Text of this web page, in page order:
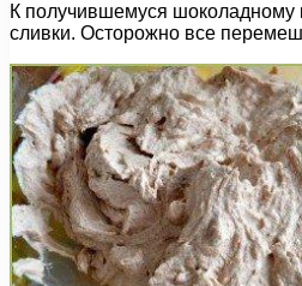
К получившемуся шоколадному
сливки. Осторожно все